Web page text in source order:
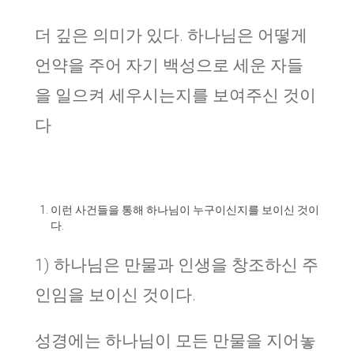
더 깊은 의미가 있다. 하나님은 어떻게
언약을 주어 자기 백성으로 세운 자들
을 일으켜 세우시는지를 보여주신 것이
다
이런 사건들을 통해 하나님이 누구이신지를 보이신 것이
다.
1) 하나님은 만물과 인생을 창조하신 주
인임을 보이신 것이다.
성경에는 하나님이 모든 만물을 지어놓